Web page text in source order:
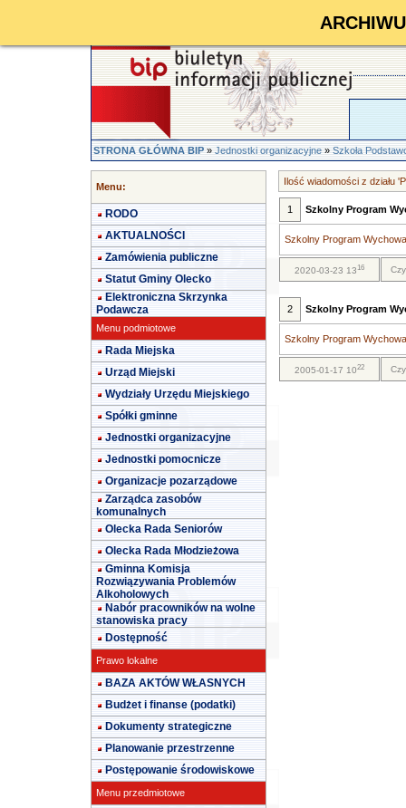
STRONA GŁÓWNA BIP»Jednostki organizacyjne»Szkoła
Menu:
RODO
AKTUALNOŚCI
Zamówienia publiczne
Statut Gminy Olecko
Elektroniczna Skrzynka
Podawcza
Menu podmiotowe
Rada Miejska
Urząd Miejski
Wydziały Urzędu Miejskiego
Spółki gminne
Jednostki organizacyjne
Jednostki pomocnicze
Organizacje pozarządowe
Zarządca zasobów
komunalnych
Olecka Rada Seniorów
Olecka Rada Młodzieżowa
Gminna Komisja
Rozwiązywania Problemów
Alkoholowych
Nabór pracowników na wolne
stanowiska pracy
Dostępność
Prawo lokalne
BAZA AKTÓW WŁASNYCH
Budżet i finanse (podatki)
Dokumenty strategiczne
Planowanie przestrzenne
Postępowanie środowiskowe
Menu przedmiotowe
Ilość wiadomości z działu
1 Szkolny Program
Szkolny Program
2020-03-23 1316
2 Szkolny Program
Szkolny Program
2005-01-17 1022